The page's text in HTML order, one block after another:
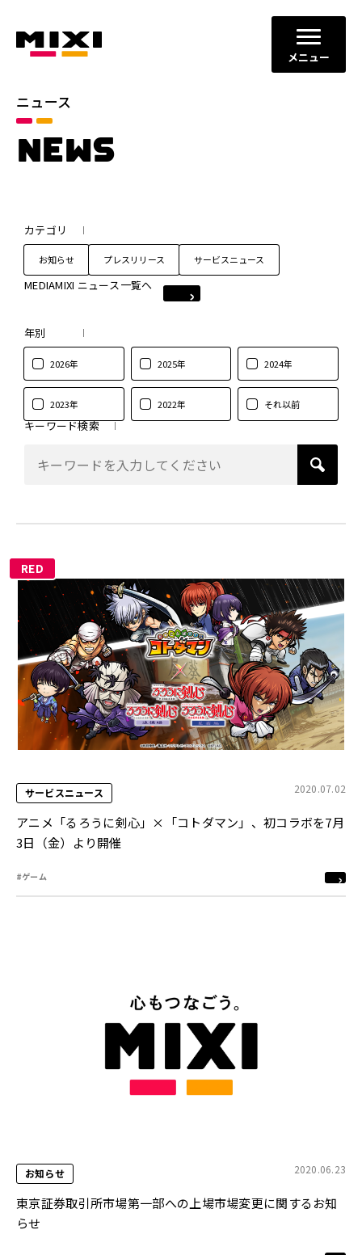
メニュー
ニュース
NEWS
カテゴリ
お知らせ プレスリリース サービスニュース
MEDIAMIXI ニュース一覧へ
年別
2026年 2025年 2024年
2023年 2022年 それ以前
キーワード検索
RED
サービスニュース 2020.07.02
アニメ「るろうに剣心」×「コトダマン」、初コラボを7月
3日（金）より開催
#ゲーム
お知らせ 2020.06.23
東京証券取引所市場第一部への上場市場変更に関するお知
らせ